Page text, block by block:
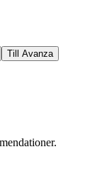
Till Avanza